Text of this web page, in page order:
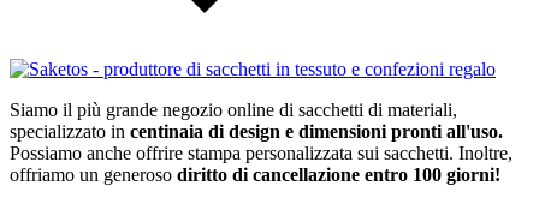
Siamo il più grande negozio online di sacchetti di materiali,
specializzato in centinaia di design e dimensioni pronti all'uso.
Possiamo anche offrire stampa personalizzata sui sacchetti. Inoltre,
offriamo un generoso diritto di cancellazione entro 100 giorni!